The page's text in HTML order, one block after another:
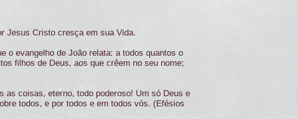
Jesus Cristo cresça em sua Vida.
o evangelho de João relata: a todos quantos o
filhos de Deus, aos que crêem no seu nome;
as coisas, eterno, todo poderoso! Um só Deus e
todos, e por todos e em todos vós. (Efésios